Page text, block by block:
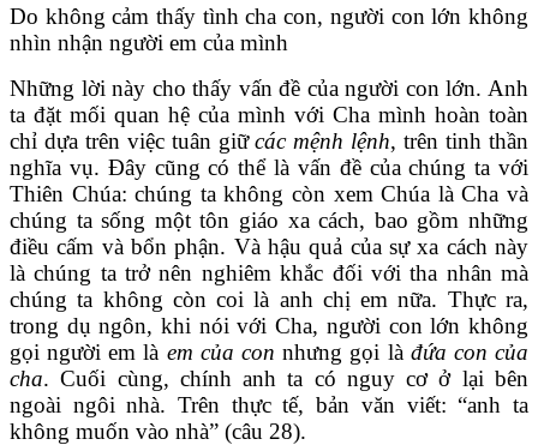
Do không cảm thấy tình cha con, người con lớn không
nhìn nhận người em của mình
Những lời này cho thấy vấn đề của người con lớn. Anh
ta đặt mối quan hệ của mình với Cha mình hoàn toàn
chỉ dựa trên việc tuân giữcác mệnh lệnh, trên tinh thần
nghĩa vụ. Đây cũng có thể là vấn đề của chúng ta với
Thiên Chúa: chúng ta không còn xem Chúa là Cha và
chúng ta sống một tôn giáo xa cách, bao gồm những
điều cấm và bổn phận. Và hậu quả của sự xa cách này
là chúng ta trở nên nghiêm khắc đối với tha nhân mà
chúng ta không còn coi là anh chị em nữa. Thực ra,
trong dụ ngôn, khi nói với Cha, người con lớn không
gọi người em là em của con nhưng gọi là đứa con của
cha. Cuối cùng, chính anh ta có nguy cơ ở lại bên
ngoài ngôi nhà. Trên thực tế, bản văn viết: “anh ta
không muốn vào nhà” (câu 28).